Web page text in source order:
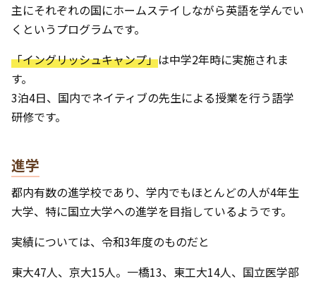
主にそれぞれの国にホームステイしながら英語を学んでい
くというプログラムです。
「イングリッシュキャンプ」は中学2年時に実施されま
す。
3泊4日、国内でネイティブの先生による授業を行う語学
研修です。
進学
都内有数の進学校であり、学内でもほとんどの人が4年生
大学、特に国立大学への進学を目指しているようです。
実績については、令和3年度のものだと
東大47人、京大15人。一橋13、東工大14人、国立医学部